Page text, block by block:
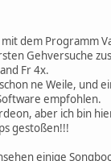
dem Programm
Gehversuche
Fr 4x.
ne Weile, und
empfohlen.
aber ich bin
gestoßen!!!
einige